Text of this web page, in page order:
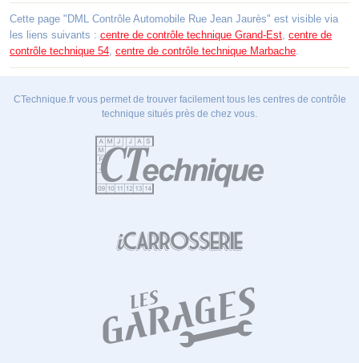
Cette page "DML Contrôle Automobile Rue Jean Jaurès" est visible via
les liens suivants : centre de contrôle technique Grand-Est, centre de
contrôle technique 54, centre de contrôle technique Marbache.
CTechnique.fr vous permet de trouver facilement tous les centres de contrôle
technique situés près de chez vous.